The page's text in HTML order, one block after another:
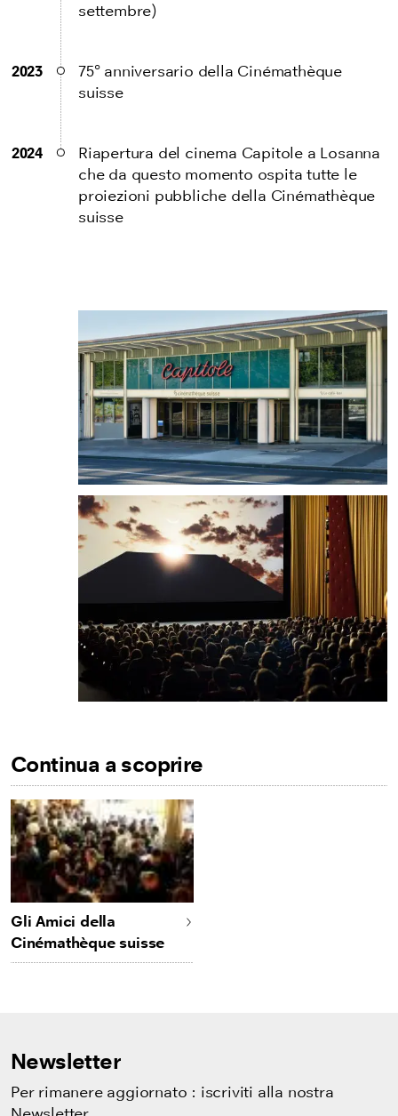
settembre)
2023
75° anniversario della Cinémathèque
suisse
2024
Riapertura del cinema Capitole a Losanna
che da questo momento ospita tutte le
proiezioni pubbliche della Cinémathèque
suisse
Continua a scoprire
Gli Amici della
Cinémathèque suisse
Newsletter
Per rimanere aggiornato : iscriviti alla nostra